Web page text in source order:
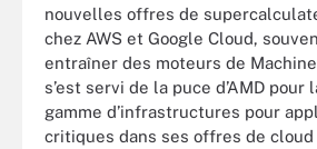
nouvelles offres de
chez AWS et Google Cloud,
entraîner des moteurs de
s’est servi de la puce d’AMD pour
gamme d’infrastructures pour
critiques dans ses offres de cloud